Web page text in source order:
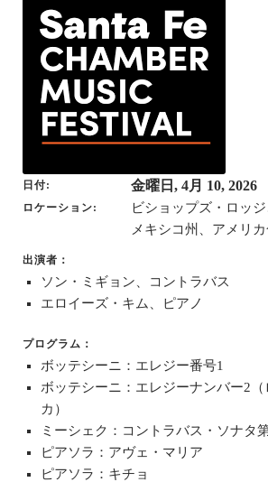
日付 金曜日, 4月 10, 2026
ロケーション
ビショップズ・ロッ
メキシコ州、アメリ
出演者：
ソン・ミギョン、コントラバス
エロイーズ・キム、ピアノ
プログラム：
ボッテシーニ：エレジー番号1
ボッテシーニ：エレジーナンバー2
カ）
ミーシェク：コントラバス・ソナタ
ピアソラ：アヴェ・マリア
ピアソラ：キチョ